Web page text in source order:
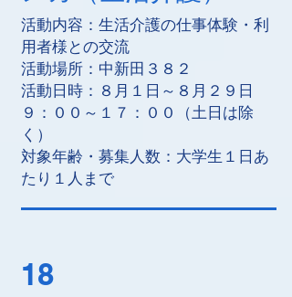
活動内容：生活介護の仕事体験・利
用者様との交流
活動場所：中新田３８２
活動日時：８月１日～８月２９日
９：００～１７：００（土日は除
く）
対象年齢・募集人数：大学生１日あ
たり１人まで
18